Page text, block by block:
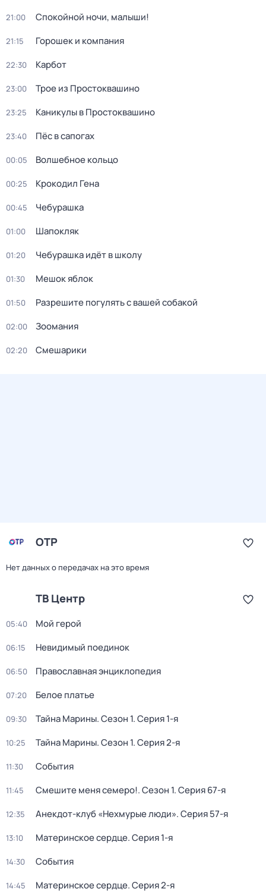
21:00 Спокойной ночи, малыши!
21:15 Горошек и компания
22:30 Карбот
23:00 Трое из Простоквашино
23:25 Каникулы в Простоквашино
23:40 Пёс в сапогах
00:05 Волшебное кольцо
00:25 Крокодил Гена
00:45 Чебурашка
01:00 Шапокляк
01:20 Чебурашка идёт в школу
01:30 Мешок яблок
01:50 Разрешите погулять с вашей собакой
02:00 Зоомания
02:20 Смешарики
ОТР
Нет данных о передачах на это время
ТВ Центр
05:40 Мой герой
06:15 Невидимый поединок
06:50 Православная энциклопедия
07:20 Белое платье
09:30 Тайна Марины. Сезон 1. Серия 1-я
10:25 Тайна Марины. Сезон 1. Серия 2-я
11:30 События
11:45 Смешите меня семеро!. Сезон 1. Серия 67-я
12:35 Анекдот-клуб «Нехмурые люди». Серия 57-я
13:10 Материнское сердце. Серия 1-я
14:30 События
14:45 Материнское сердце. Серия 2-я